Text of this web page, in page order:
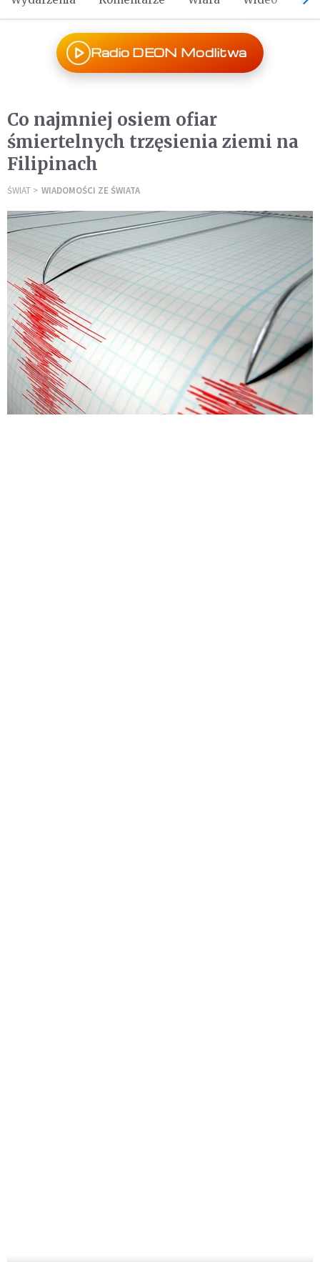
Radio DEON Modlitwa
Co najmniej osiem ofiar
śmiertelnych trzęsienia ziemi na
Filipinach
ŚWIAT WIADOMOŚCI ZE ŚWIATA